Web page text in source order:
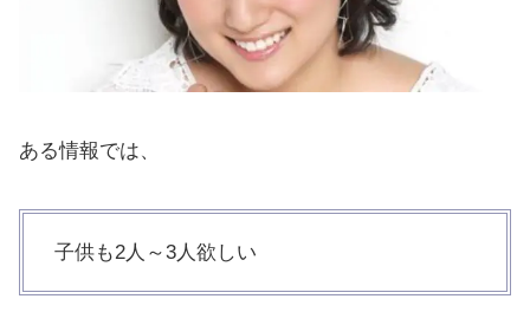
ある情報では、
子供も2人～3人欲しい